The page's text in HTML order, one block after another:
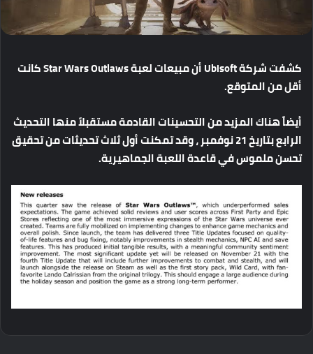
كشفتشركة أنمبيعاتلعبة
كانت
أقلمنالمتوقع.
أيضاًهناكالمزيدمنالتحسيناتالقادمةمستقبلاًمنهاالتحديث
الرابعبتاريخ نوفمبر،وقدتمكنتأولثلاثتحديثاتمنتحقيق
تحسنملموسفيقاعدةاللعبةالجماهيرية.